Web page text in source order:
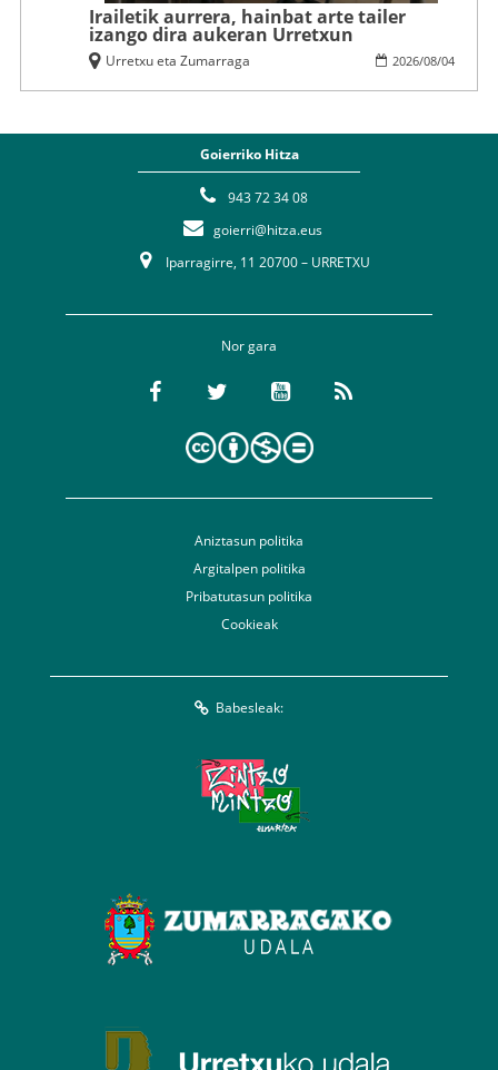
Irailetik aurrera, hainbat arte tailer
izango dira aukeran Urretxun
2026/08/04
Urretxu eta Zumarraga
Goierriko Hitza
943 72 34 08
goierri@hitza.eus
Iparragirre, 11 20700 – URRETXU
Nor gara
Aniztasun politika
Argitalpen politika
Pribatutasun politika
Cookieak
Babesleak: